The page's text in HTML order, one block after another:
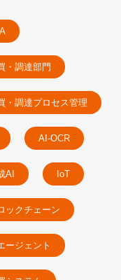
・調達部門
・調達プロセス管理
AI-OCR
AI IoT
ックチェーン
ージェント